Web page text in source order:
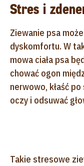
Stres i
Ziewanie psa
dyskomfortu. W
mowa ciała psa
chować ogon
nerwowo, kłaść
oczy i odsuwać
Takie stresowe